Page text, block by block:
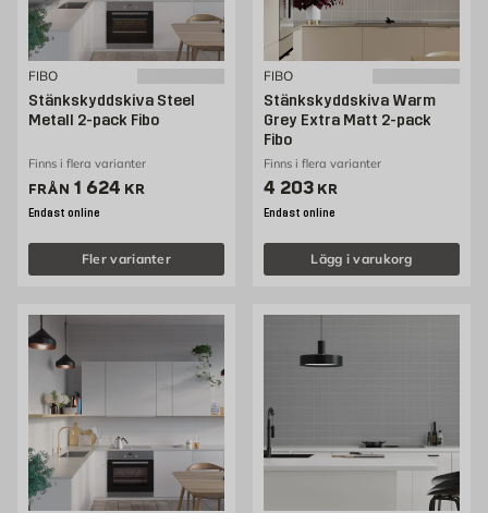
FIBO
Stänkskyddskiva Steel
Metall 2-pack Fibo
Finns i flera varianter
FRÅN Pris 1624 kr
1 624 KR
Endast online
Fler varianter
FIBO
Stänkskyddskiva Warm
Grey Extra Matt 2-pack
Fibo
Finns i flera varianter
Pris 4203 kr
4 203 KR
Endast online
Lägg i varukorg